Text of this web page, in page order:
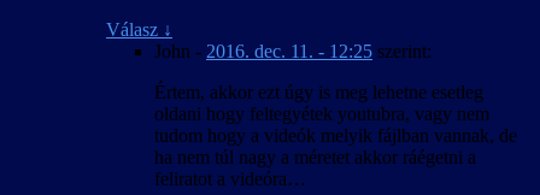
Válasz ↓
John - 2016. dec. 11. - 12:25 szerint:
Értem, akkor ezt úgy is meg lehetne esetleg
oldani hogy feltegyétek youtubra, vagy nem
tudom hogy a videók melyik fájlban vannak, de
ha nem túl nagy a méretet akkor ráégetni a
feliratot a videóra…